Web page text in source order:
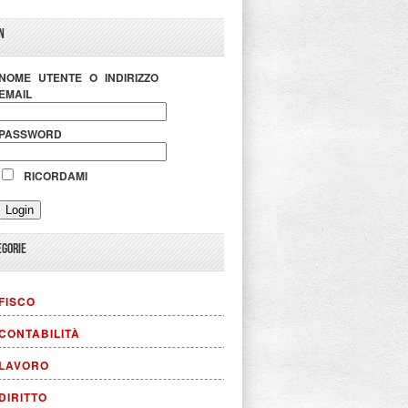
UTENTE O INDIRIZZO
EMAIL
PASSWORD
RICORDAMI
LAVORO
DIRITTO